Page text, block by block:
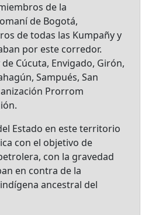
de la
de Bogotá,
de todas las Kumpañy y
por este corredor.
Cúcuta, Envigado, Girón,
Sampués, San
Prorrom
Estado en este territorio
con el objetivo de
con la gravedad
en contra de la
ancestral del